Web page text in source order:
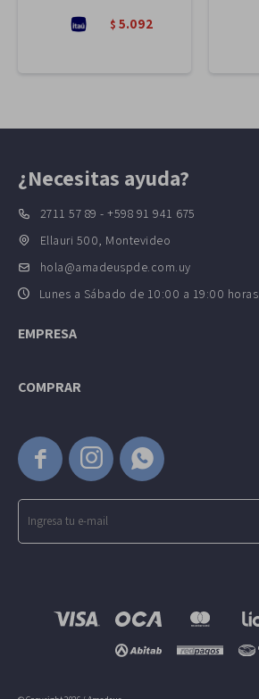
$ 5.092
  
¿Necesitas ayuda?
2711 57 89 - +598 91 941 675
Ellauri 500, Montevideo
hola@amadeuspde.com.uy
Lunes a Sábado de 10:00 a 19:00 horas.
EMPRESA
COMPRAR